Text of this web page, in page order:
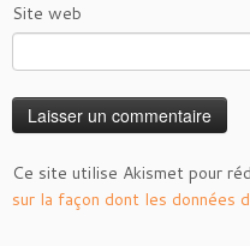
Site web
Ce site utilise Akismet pour
sur la façon dont les données